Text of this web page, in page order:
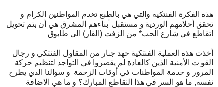
هذه الفكرة الفنتكيه والتي هي بالطبع تخدم المواطنين الكرام و
تحقق أحلامهم الوردية و مستقبل أبناءهم المشرق هي أن يتم تحويل
تقاطع في شارع الحب* من الزفت (القار) الى طابوق!
أخذت هذه العملية الفنتكية جهد جبار من المقاول الفنتكي و رجال
القوات الأمنية الذين كالعادة لم يقصروا في التواجد لتنظيم حركة
المرور و خدمة المواطنات في أوقات الزحمة. و سؤالنا الذي يطرح
نفسه, ما هو السر في هذا التقاطع المبارك؟ و ما هي الاضافة